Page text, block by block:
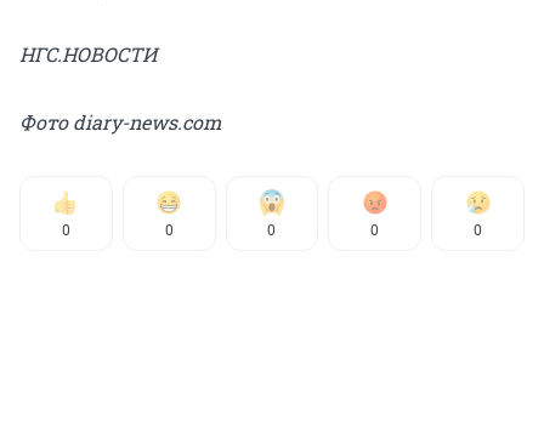
НГС.НОВОСТИ
Фото diary-news.com
0 0 0 0 0